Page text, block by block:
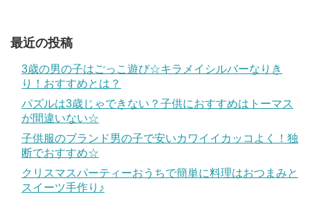
最近の投稿
3歳の男の子はごっこ遊び☆キラメイシルバーなりき
り！おすすめとは？
パズルは3歳じゃできない？子供におすすめはトーマス
が間違いない☆
子供服のブランド男の子で安いカワイイカッコよく！独
断でおすすめ☆
クリスマスパーティーおうちで簡単に料理はおつまみと
スイーツ手作り♪